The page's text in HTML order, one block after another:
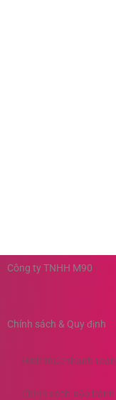
Công ty TNHH M90
Chính sách & Quy định
Hình thức thanh toán
Chính sách bảo hành